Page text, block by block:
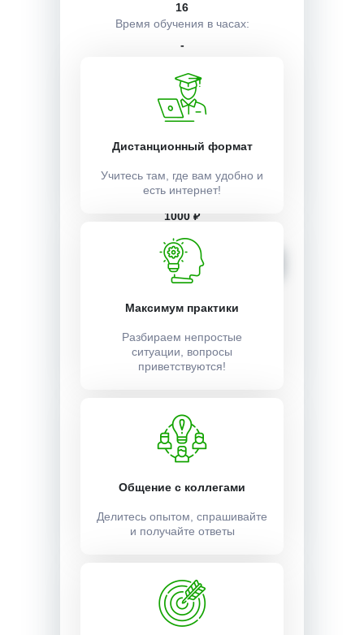
16
Время обучения в часах:
-
Учебный план:
Стоимость:
1000 ₽
Записаться
Дистанционный формат
Учитесь там, где вам удобно и
есть интернет!
Максимум практики
Разбираем непростые
ситуации, вопросы
приветствуются!
Общение с коллегами
Делитесь опытом, спрашивайте
и получайте ответы